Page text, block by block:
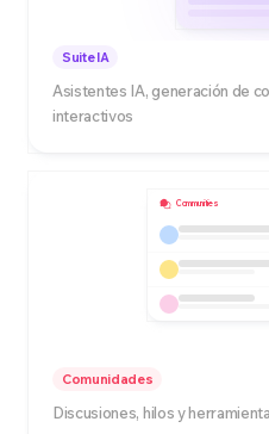
Suite IA
Asistentes IA, generación de
interactivos
Communities
Comunidades
Discusiones, hilos y